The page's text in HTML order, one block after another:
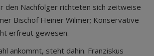
den Nachfolger richteten sich zeitweise
Bischof Heiner Wilmer; Konservative
erfreut gewesen.
ankommt, steht dahin. Franziskus